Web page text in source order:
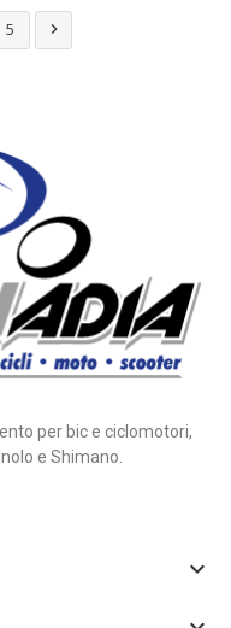
5 
per bic e ciclomotori,
e Shimano.
